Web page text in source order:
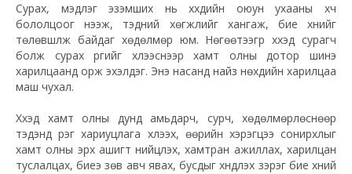
Сурах, мэдлэг эзэмших нь хүүхдийн оюун ухааны хүч
бололцоог нээж, тэдний хөгжлийг хангаж, бие хүнийг
төлөвшүүлж байдаг хөдөлмөр юм. Нөгөөтээгүүр хүүхэд сурагч
болж сурах үүргийг хүлээснээр хамт олны дотор шинэ
харилцаанд орж эхэлдэг. Энэ насанд найз нөхдийн харилцаа
маш чухал.
Хүүхэд хамт олны дунд амьдарч, сурч, хөдөлмөрлөснөөр
тэдэнд үүрэг хариуцлага хүлээх, өөрийн хэрэгцээ сонирхлыг
хамт олны эрх ашигт нийцүүлэх, хамтран ажиллах, харилцан
туслалцах, биеэ зөв авч явах, бусдыг хүндлэх зэрэг бие хүний